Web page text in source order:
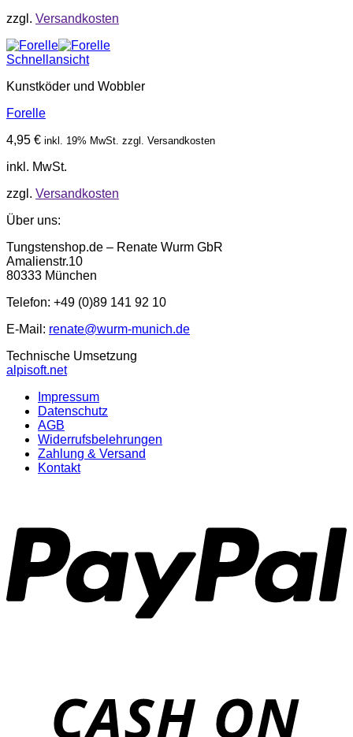
zzgl. Versandkosten
Schnellansicht
Kunstköder und Wobbler
Forelle
4,95 € inkl. 19% MwSt. zzgl. Versandkosten
inkl. MwSt.
zzgl. Versandkosten
Über uns:
Tungstenshop.de – Renate Wurm GbR
Amalienstr.10
80333 München
Telefon: +49 (0)89 141 92 10
E-Mail: renate@wurm-munich.de
Technische Umsetzung
alpisoft.net
Impressum
Datenschutz
AGB
Widerrufsbelehrungen
Zahlung & Versand
Kontakt